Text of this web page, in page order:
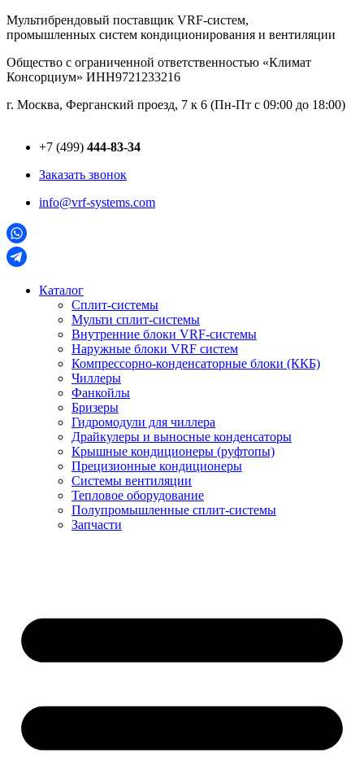
Перейти
к
Мультибрендовый поставщик VRF-cистем,
промышленных систем кондиционирования и вентиляции
Общество с ограниченной ответственностью «Климат
Консорциум» ИНН9721233216
г. Москва, Ферганский проезд, 7 к 6 (Пн-Пт с 09:00 до 18:00)
+7 (499) 444-83-34
Заказать звонок
info@vrf-systems.com
Каталог
Сплит-системы
Мульти сплит-системы
Внутренние блоки VRF-cистемы
Наружные блоки VRF cистем
Компрессорно-конденсаторные блоки (ККБ)
Чиллеры
Фанкойлы
Бризеры
Гидромодули для чиллера
Драйкулеры и выносные конденсаторы
Крышные кондиционеры (руфтопы)
Прецизионные кондиционеры
Системы вентиляции
Тепловое оборудование
Полупромышленные сплит-системы
Запчасти